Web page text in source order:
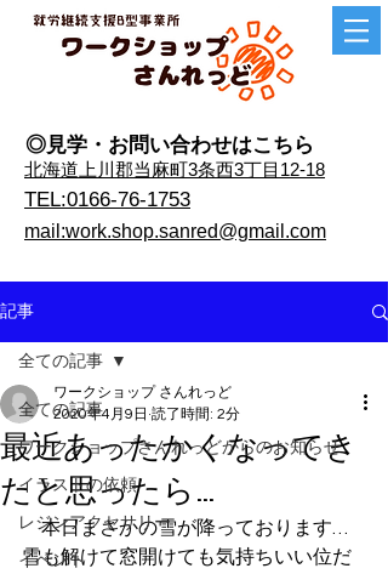
◎見学・​お問い合わせはこちら
​北海道上川郡当麻町3条西3丁目12-18
TEL:0166-76-1753
mail:work.shop.sanred@gmail.com
記事
全ての記事
ワークショップさんれっどからのお知らせ
イラストの依頼
レジンアクセサリー
イベント
全ての記事
最近あったかくなってき
たと思ったら…
ワークショップ さんれっど
2020年4月9日 読了時間: 2分
本日まさかの雪が降っております…
雪も解けて窓開けても気持ちいい位だ